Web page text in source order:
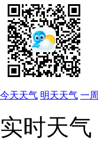
今天天气 明天天气 一
实时天气